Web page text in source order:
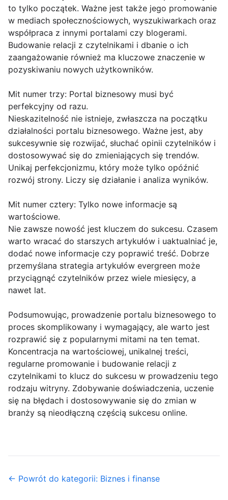
to tylko początek. Ważne jest także jego promowanie
w mediach społecznościowych, wyszukiwarkach oraz
współpraca z innymi portalami czy blogerami.
Budowanie relacji z czytelnikami i dbanie o ich
zaangażowanie również ma kluczowe znaczenie w
pozyskiwaniu nowych użytkowników.
Mit numer trzy: Portal biznesowy musi być
perfekcyjny od razu.
Nieskazitelność nie istnieje, zwłaszcza na początku
działalności portalu biznesowego. Ważne jest, aby
sukcesywnie się rozwijać, słuchać opinii czytelników i
dostosowywać się do zmieniających się trendów.
Unikaj perfekcjonizmu, który może tylko opóźnić
rozwój strony. Liczy się działanie i analiza wyników.
Mit numer cztery: Tylko nowe informacje są
wartościowe.
Nie zawsze nowość jest kluczem do sukcesu. Czasem
warto wracać do starszych artykułów i uaktualniać je,
dodać nowe informacje czy poprawić treść. Dobrze
przemyślana strategia artykułów evergreen może
przyciągnąć czytelników przez wiele miesięcy, a
nawet lat.
Podsumowując, prowadzenie portalu biznesowego to
proces skomplikowany i wymagający, ale warto jest
rozprawić się z popularnymi mitami na ten temat.
Koncentracja na wartościowej, unikalnej treści,
regularne promowanie i budowanie relacji z
czytelnikami to klucz do sukcesu w prowadzeniu tego
rodzaju witryny. Zdobywanie doświadczenia, uczenie
się na błędach i dostosowywanie się do zmian w
branży są nieodłączną częścią sukcesu online.
← Powrót do kategorii: Biznes i finanse